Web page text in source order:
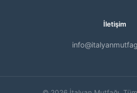
İletişim